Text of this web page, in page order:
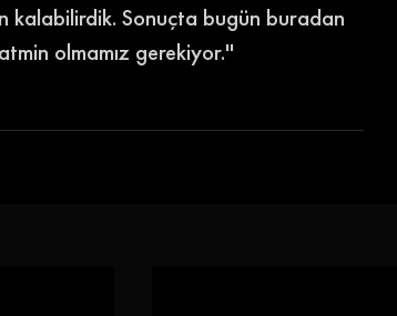
kalabilirdik. Sonuçta bugün buradan
olmamız gerekiyor.''